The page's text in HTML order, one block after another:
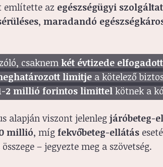
említette az egészségügyi
, maradandó
csaknem két évtizede elfogadott
limitje a kötelező
2 millió forintos limittel kötnek a
alapján viszont jelenleg járóbeteg-
millió, míg fekvőbeteg-ellátás
– jegyezte meg a szövetség.